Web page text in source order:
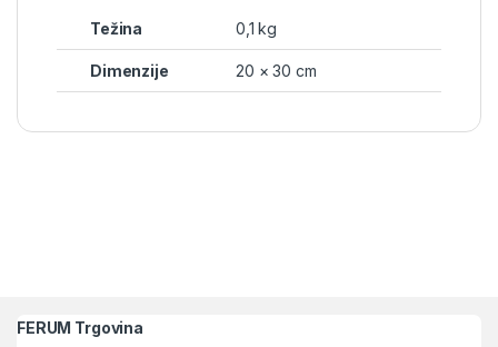
Težina 0,1 kg
Dimenzije 20 × 30 cm
FERUM Trgovina